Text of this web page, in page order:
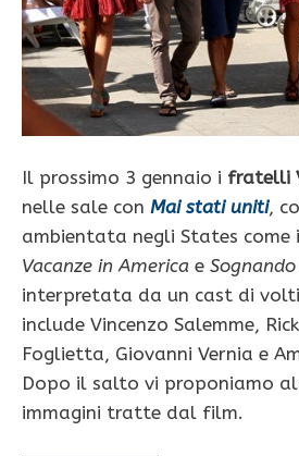
Il prossimo 3 gennaio i fratelli
nelle sale con Mai stati uniti,
ambientata negli States come
Vacanze in America e
interpretata da un cast di
include Vincenzo Salemme,
Foglietta, Giovanni Vernia e
Dopo il salto vi proponiamo
immagini tratte dal film.